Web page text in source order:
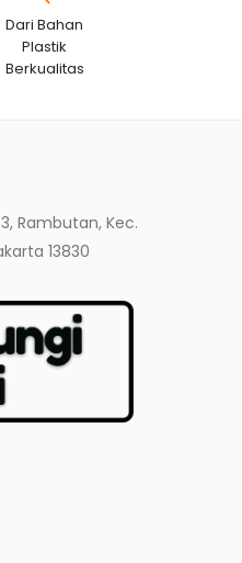
Dari Bahan
Plastik
Berkualitas
Rambutan, Kec.
13830